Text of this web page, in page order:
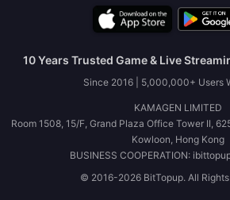
10 Years Trusted Game & Live
Since 2016 | 5,000,000+ Users
KAMAGEN LIMITED
Room 1508, 15/F, Grand Plaza Office Tower II,
Kowloon, Hong Kong
BUSINESS COOPERATION:
© 2016-2026 BitTopup. All